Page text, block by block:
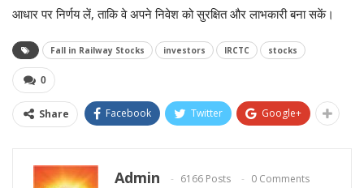
आधार पर निर्णय लें, ताकि वे अपने निवेश को सुरक्षित और लाभकारी बना सकें।
Fall in Railway Stocks investors IRCTC stocks
0
Share Facebook Twitter Google+
Admin 6166 Posts 0 Comments